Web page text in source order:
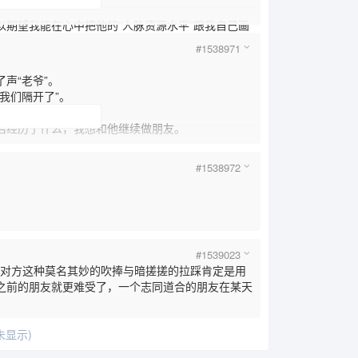
我能在心中把他的“人脉资源水平”跟我自己画
#1538971
“老爷”。
隔开了”。
了什么，我想和他继续做朋友。
#1538972
#1539023
方这种莫名其妙的吹捧与暗搓搓的拉踩肯定是用
的朋友就更难受了，一个志同道合的朋友在某天
显示)